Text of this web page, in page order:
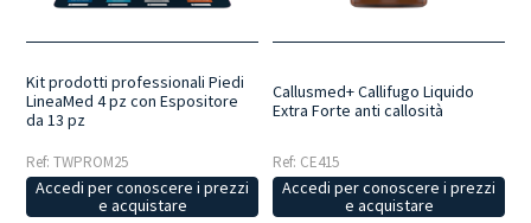
Kit prodotti professionali Piedi
LineaMed 4 pz con Espositore
da 13 pz
Ref: TWPROM25
Accedi per conoscere i prezzi
e acquistare
Callusmed+ Callifugo Liquido
Extra Forte anti callosità
Ref: CE415
Accedi per conoscere i prezzi
e acquistare